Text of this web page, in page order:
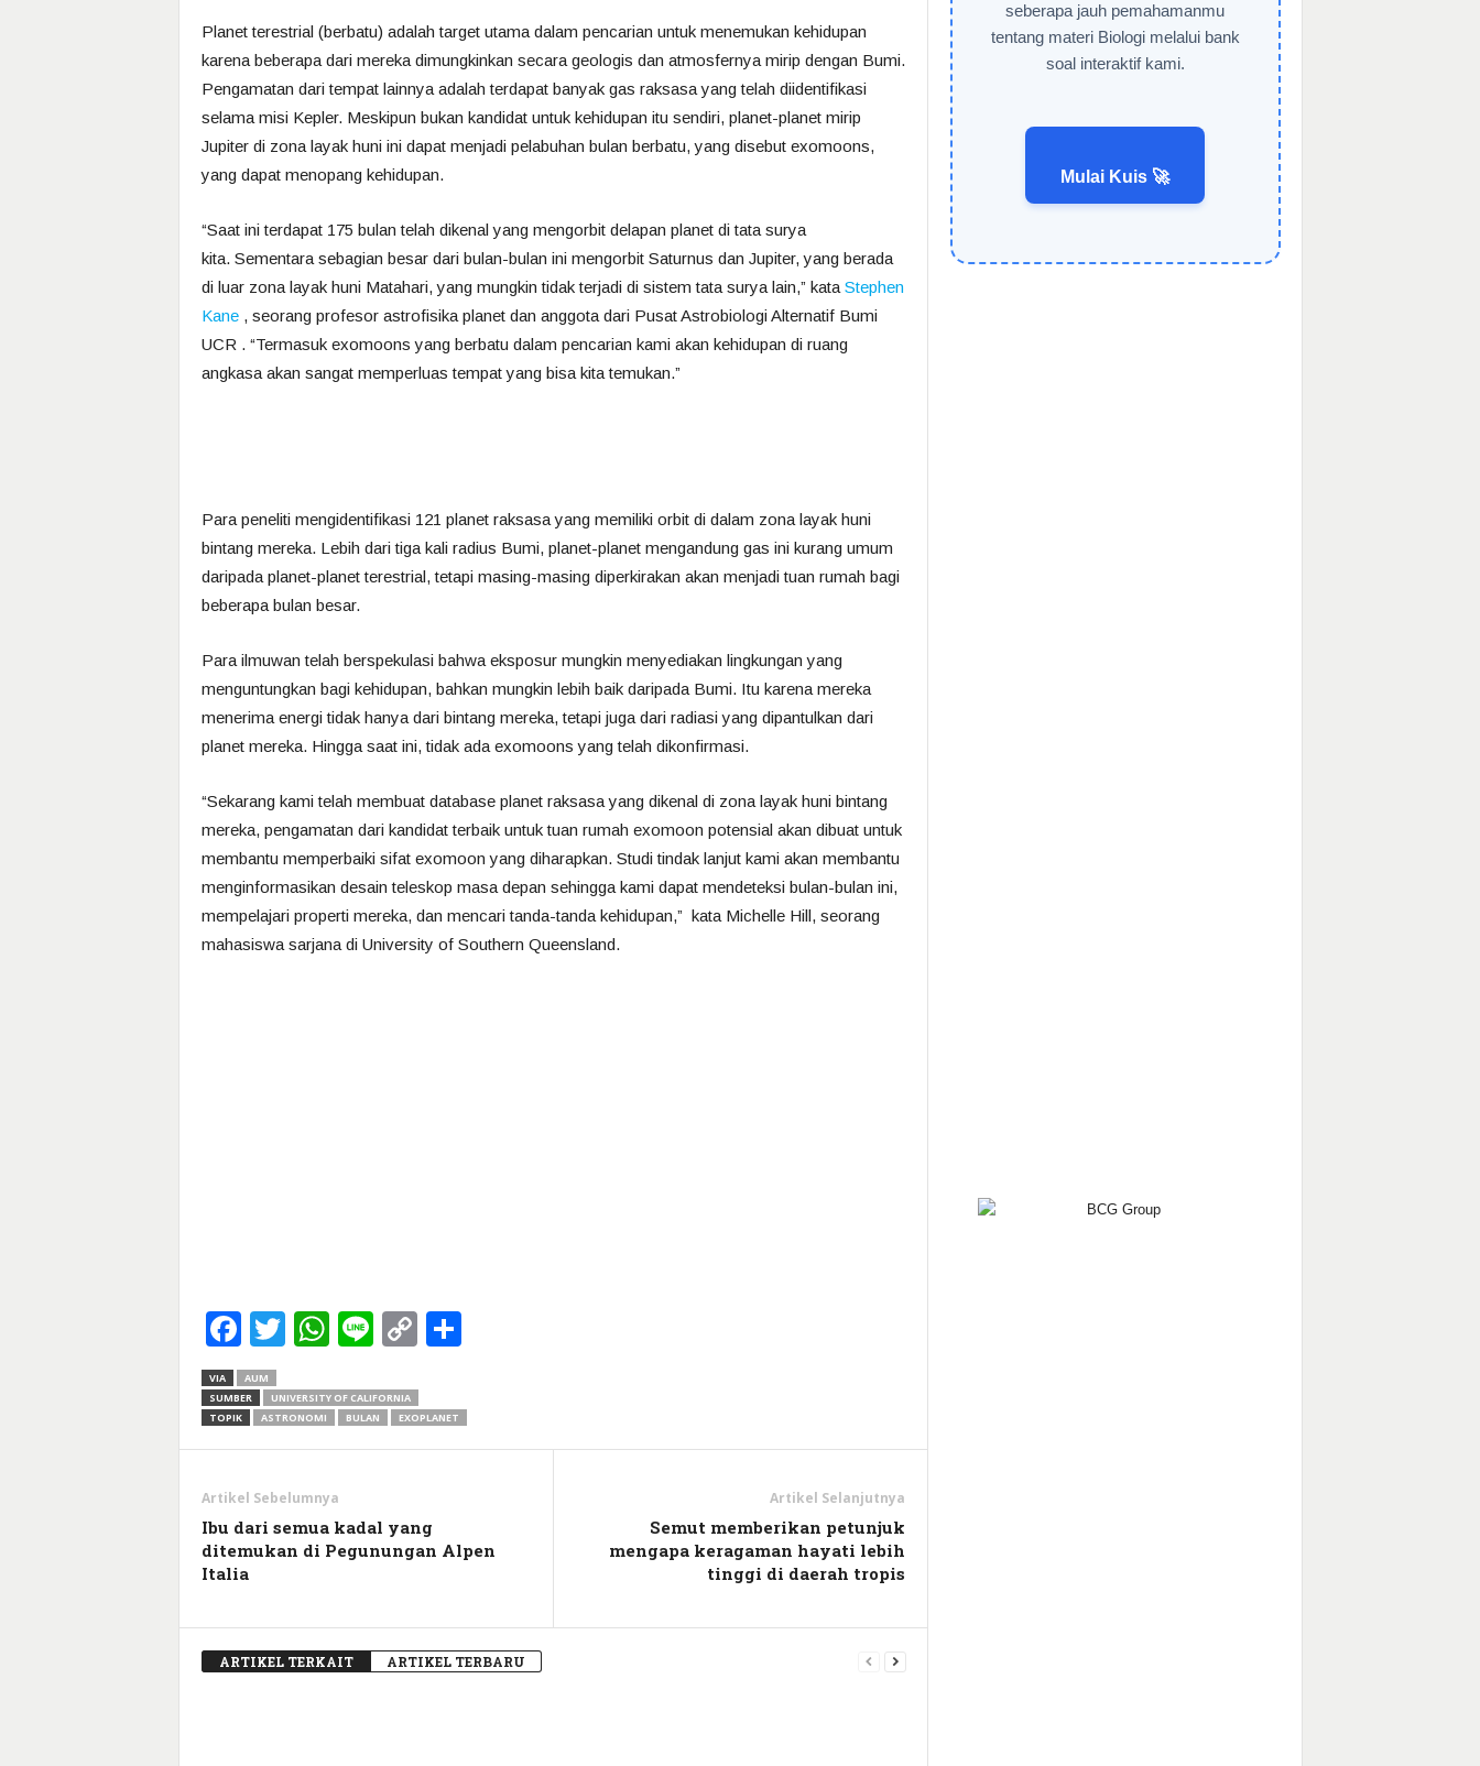
Planet terestrial (berbatu) adalah target utama dalam pencarian untuk menemukan kehidupan
karena beberapa dari mereka dimungkinkan secara geologis dan atmosfernya mirip dengan Bumi.
Pengamatan dari tempat lainnya adalah terdapat banyak gas raksasa yang telah diidentifikasi
selama misi Kepler. Meskipun bukan kandidat untuk kehidupan itu sendiri, planet-planet mirip
Jupiter di zona layak huni ini dapat menjadi pelabuhan bulan berbatu, yang disebut exomoons,
yang dapat menopang kehidupan.
“Saat ini terdapat 175 bulan telah dikenal yang mengorbit delapan planet di tata surya
kita. Sementara sebagian besar dari bulan-bulan ini mengorbit Saturnus dan Jupiter, yang berada
di luar zona layak huni Matahari, yang mungkin tidak terjadi di sistem tata surya lain,” kata Stephen
Kane, seorang profesor astrofisika planet dan anggota dari Pusat Astrobiologi Alternatif Bumi
UCR . “Termasuk exomoons yang berbatu dalam pencarian kami akan kehidupan di ruang
angkasa akan sangat memperluas tempat yang bisa kita temukan.”
Para peneliti mengidentifikasi 121 planet raksasa yang memiliki orbit di dalam zona layak huni
bintang mereka. Lebih dari tiga kali radius Bumi, planet-planet mengandung gas ini kurang umum
daripada planet-planet terestrial, tetapi masing-masing diperkirakan akan menjadi tuan rumah bagi
beberapa bulan besar.
Para ilmuwan telah berspekulasi bahwa eksposur mungkin menyediakan lingkungan yang
menguntungkan bagi kehidupan, bahkan mungkin lebih baik daripada Bumi. Itu karena mereka
menerima energi tidak hanya dari bintang mereka, tetapi juga dari radiasi yang dipantulkan dari
planet mereka. Hingga saat ini, tidak ada exomoons yang telah dikonfirmasi.
“Sekarang kami telah membuat database planet raksasa yang dikenal di zona layak huni bintang
mereka, pengamatan dari kandidat terbaik untuk tuan rumah exomoon potensial akan dibuat untuk
membantu memperbaiki sifat exomoon yang diharapkan. Studi tindak lanjut kami akan membantu
menginformasikan desain teleskop masa depan sehingga kami dapat mendeteksi bulan-bulan ini,
mempelajari properti mereka, dan mencari tanda-tanda kehidupan,” kata Michelle Hill, seorang
mahasiswa sarjana di University of Southern Queensland.
Facebook
Twitter
WhatsApp
LineCopy
VIA
AUM
SUMBER
UNIVERSITY OF CALIFORNIA
TOPIK
ASTRONOMI BULAN EXOPLANET
Artikel Sebelumnya
Ibu dari semua kadal yang
ditemukan di Pegunungan Alpen
Italia
Artikel Selanjutnya
Semut memberikan petunjuk
mengapa keragaman hayati lebih
tinggi di daerah tropis
ARTIKEL TERKAIT ARTIKEL TERBARU
seberapa jauh pemahamanmu
tentang materi Biologi melalui bank
soal interaktif kami.
Mulai Kuis 🚀